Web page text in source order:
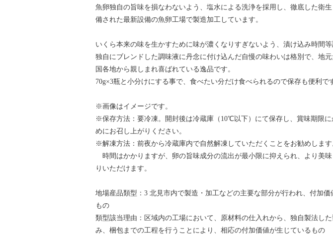
魚卵独自の旨味を損なわないよう、塩水による洗浄を採用し、徹底した衛
備された最新設備の魚卵工場で製造加工しています。
いくら本来の味を生かすために味が濃くなりすぎないよう、漬け込み時間等
独自にブレンドした調味液に丹念に付け込んだ自慢の味わいは格別で、地
国各地から親しまれ喜ばれている逸品です。
70g×3瓶と小分けにする事で、食べたい分だけ食べられるので保存も便利で
※画像はイメージです。
※保存方法：要冷凍。開封後は冷蔵庫（10℃以下）にて保存し、賞味期限
めにお召し上がりください。
※解凍方法：前夜から冷蔵庫内で自然解凍していただくことをお勧めします
時間はかかりますが、卵の旨味成分の流出が最小限に抑えられ、より美
りいただけます。
地場産品類型：3 北見市内で製造・加工などの主要な部分が行われ、付加価
もの
類型該当理由：区域内の工場において、原材料の仕入れから、独自製法し
み、梱包までの工程を行うことにより、相応の付加価値が生じているもの